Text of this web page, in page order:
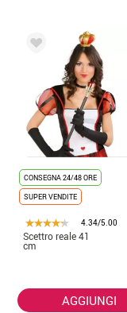
CONSEGNA 24/48 ORE
SUPER VENDITE
4.34/5.00
Scettro reale 41
cm
AGGIUNGI